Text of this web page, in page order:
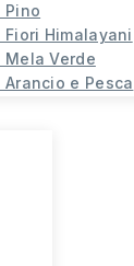
Pino
Himalayani
Verde
e Pesca